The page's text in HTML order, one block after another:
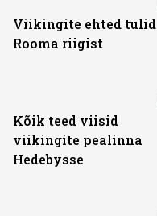
Viikingite ehted tulid
Rooma riigist
Kõik teed viisid
viikingite pealinna
Hedebysse